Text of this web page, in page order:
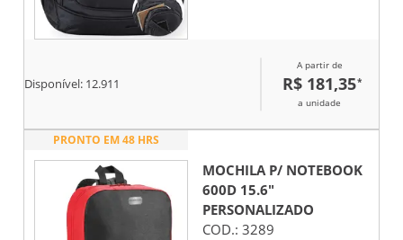
Disponível: 12.911
A partir de
R$ 181,35*
a unidade
PRONTO EM 48 HRS
MOCHILA P/ NOTEBOOK
600D 15.6"
PERSONALIZADO
COD.: 3289